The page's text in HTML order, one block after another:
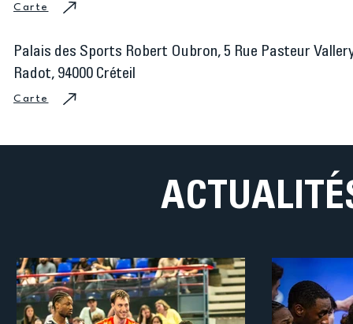
Palais des Sports Robert Oubron, 5 Rue Pasteur
Radot, 94000 Créteil
Carte
Carte